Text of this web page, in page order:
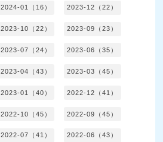
2024-01（16） 2023-12（22）
2023-10（22） 2023-09（23）
2023-07（24） 2023-06（35）
2023-04（43） 2023-03（45）
2023-01（40） 2022-12（41）
2022-10（45） 2022-09（45）
2022-07（41） 2022-06（43）